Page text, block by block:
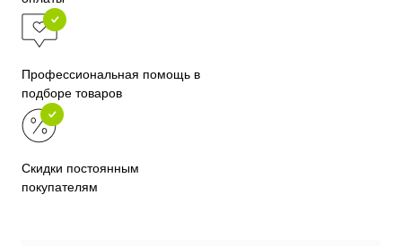
Профессиональная помощь в
подборе товаров
Скидки постоянным
покупателям